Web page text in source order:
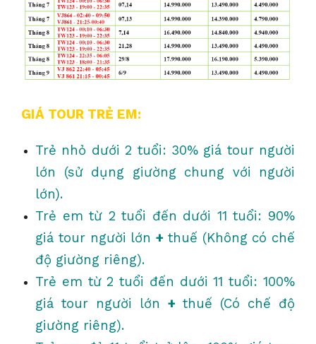
GIÁ TOUR TRẺ EM:
Trẻ nhỏ dưới 2 tuổi: 30% giá tour người
lớn (sử dụng giường chung với người
lớn).
Trẻ em từ 2 tuổi đến dưới 11 tuổi: 90%
giá tour người lớn + thuế (Không có chế
độ giường riêng).
Trẻ em từ 2 tuổi đến dưới 11 tuổi: 100%
giá tour người lớn + thuế (Có chế độ
giường riêng).